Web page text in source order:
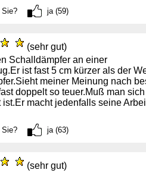
Sie? ja (59)
(sehr gut)
Schalldämpfer an einer
ist fast 5 cm kürzer als der
meiner Meinung nach
doppelt so teuer.Muß man
ist.Er macht jedenfalls seine
Sie? ja (63)
(sehr gut)